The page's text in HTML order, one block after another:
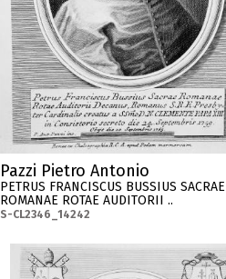
Pazzi Pietro Antonio
PETRUS FRANCISCUS BUSSIUS SACRAE
ROMANAE ROTAE AUDITORII ..
S-CL2346_14242